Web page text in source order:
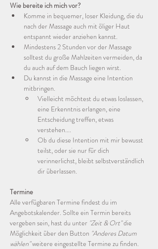
Wie bereite ich mich vor?
Komme in bequemer, loser Kleidung, die du
nach der Massage auch mit öliger Haut
entspannt wieder anziehen kannst.
Mindestens 2 Stunden vor der Massage
solltest du große Mahlzeiten vermeiden, da
du auch auf dem Bauch liegen wirst.
Du kannst in die Massage eine Intention
mitbringen.
Vielleicht möchtest du etwas loslassen,
eine Erkenntnis erlangen, eine
Entscheidung treffen, etwas
verstehen....
Ob du diese Intention mit mir bewusst
teilst, oder sie nur für dich
verinnerlichst, bleibt selbstverständlich
dir überlassen.
Termine
Alle verfügbaren Termine findest du im
Angebotskalender. Sollte ein Termin bereits
vergeben sein, hast du unter "Zeit & Ort" die
Möglichkeit über den Button "Anderes Datum
wählen" weitere eingestellte Termine zu finden.